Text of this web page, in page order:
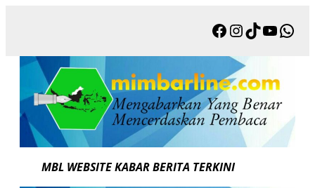
Facebook
Instagram
TikTok
MBL WEBSITE KABAR BERITA TERKINI